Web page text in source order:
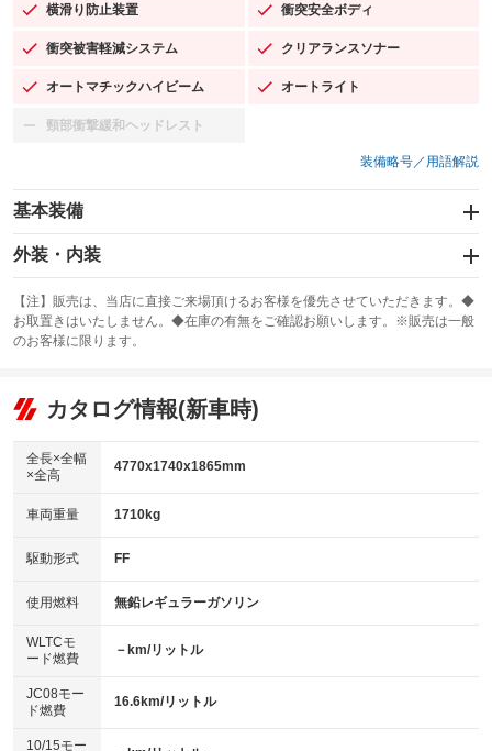
横滑り防止装置
：装備あり 衝突安全ボディ
：装備あり
衝突被害軽減システム
：装備あり クリアランスソナー
：装備あり
オートマチックハイビーム
：装備あり オートライト
：装備あり
頸部衝撃緩和ヘッドレスト
：装備なし
装備略号／用語解説
基本装備
エアバッグ：運転席/助手席/サイド
：装備あり
：装備あり
サンルーフ
：装備なし ABS
リフトアップ
：装備なし
：装備なし
パワーウィンドウ
アイドリングストップ
：装備あり
USB入力端子
：装備あり
100V電源
：装備なし
センターデフロック
：装備なし
電動格納ミラー
：装備あり
外装・内装
カーナビ：SDナビ
：装備あり
TV：フルセグ
：装備あり
ビジュアル
：装備なし
アルミホイール：16インチ
：装備あり
HID(キセノンライト)
バックカメラ
エアロ
：装備なし
ローダウン
：装備なし
【注】販売は、当店に直接ご来場頂けるお客様を優先させていただきます。◆
お取置きはいたしません。◆在庫の有無をご確認お願いします。※販売は一般
のお客様に限ります。
カタログ情報(新車時)
全長×全幅
×全高
4770x1740x1865mm
車両重量 1710kg
駆動形式 FF
使用燃料 無鉛レギュラーガソリン
WLTCモ
ード燃費
－km/リットル
JC08モー
ド燃費
16.6km/リットル
10/15モー